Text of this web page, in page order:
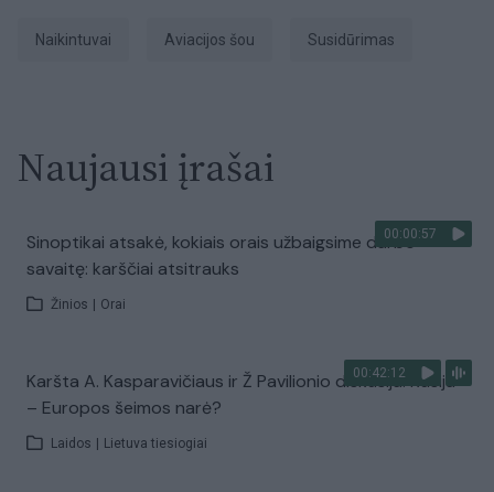
naikintuvai aviacijos šou susidūrimas
Naujausi įrašai
00:00:57
Sinoptikai atsakė, kokiais orais užbaigsime darbo
savaitę: karščiai atsitrauks
Žinios Orai
00:42:12
Karšta A. Kasparavičiaus ir Ž Pavilionio diskusija: Rusija
– Europos šeimos narė?
Laidos Lietuva tiesiogiai